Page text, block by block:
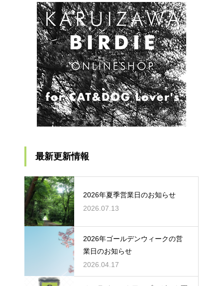
最新更新情報
2026年夏季営業日のお知らせ
2026.07.13
2026年ゴールデンウィークの営
業日のお知らせ
2026.04.17